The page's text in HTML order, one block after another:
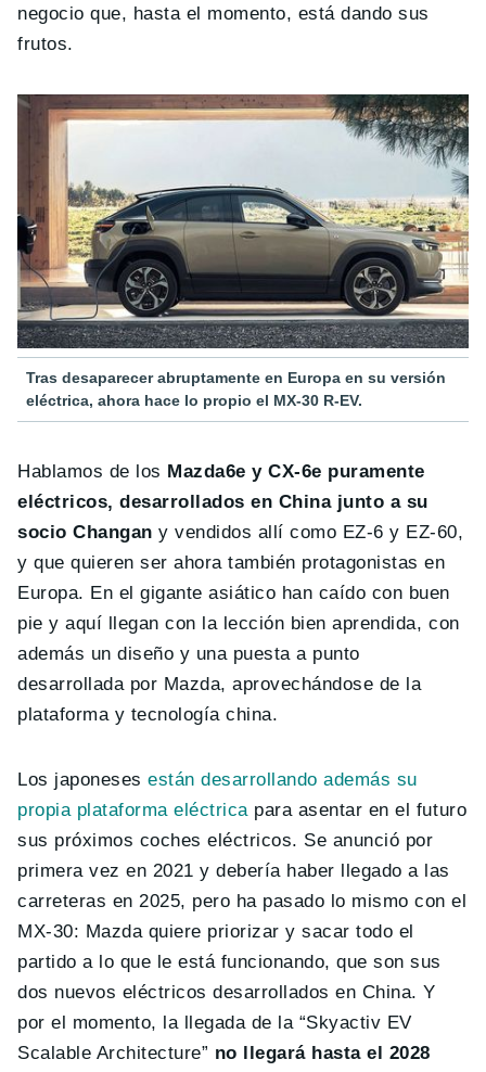
negocio que, hasta el momento, está dando sus
frutos.
Tras desaparecer abruptamente en Europa en su versión
eléctrica, ahora hace lo propio el MX-30 R-EV.
Hablamos de los Mazda6e y CX-6e puramente
eléctricos, desarrollados en China junto a su
socio Changan y vendidos allí como EZ-6 y EZ-60,
y que quieren ser ahora también protagonistas en
Europa. En el gigante asiático han caído con buen
pie y aquí llegan con la lección bien aprendida, con
además un diseño y una puesta a punto
desarrollada por Mazda, aprovechándose de la
plataforma y tecnología china.
Los japonesesestán desarrollando además su
propia plataforma eléctricapara asentar en el futuro
sus próximos coches eléctricos. Se anunció por
primera vez en 2021 y debería haber llegado a las
carreteras en 2025, pero ha pasado lo mismo con el
MX-30: Mazda quiere priorizar y sacar todo el
partido a lo que le está funcionando, que son sus
dos nuevos eléctricos desarrollados en China. Y
por el momento, la llegada de la “Skyactiv EV
Scalable Architecture” no llegará hasta el 2028